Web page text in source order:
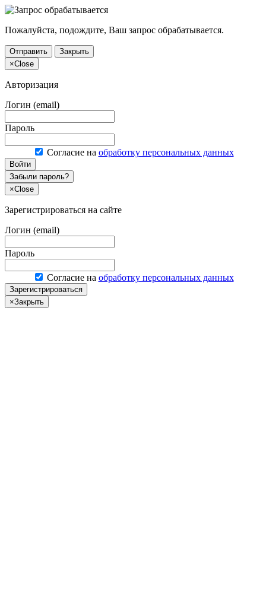
Пожалуйста, подождите, Ваш запрос обрабатывается.
Отправить
Закрыть
×Close
Авторизация
Логин (email)
Пароль
Согласие на обработку персональных данных
Войти
Забыли пароль?
×Close
Зарегистрироваться на сайте
Логин (email)
Пароль
Согласие на обработку персональных данных
Зарегистрироваться
×Закрыть